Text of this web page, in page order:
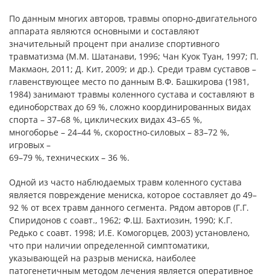
По данным многих авторов, травмы опорно-двигательного
аппарата являются основными и составляют
значительный процент при анализе спортивного
травматизма (М.М. Шатанави, 1996; Чан Куок Туан, 1997; П.
Макмаон, 2011; Д. Кит, 2009; и др.). Среди травм суставов –
главенствующее место по данным В.Ф. Башкирова (1981,
1984) занимают травмы коленного сустава и составляют в
единоборствах до 69 %, сложно координированных видах
спорта – 37–68 %, циклических видах 43–65 %,
многоборье – 24–44 %, скоростно-силовых – 83–72 %,
игровых –
69–79 %, технических – 36 %.
Одной из часто наблюдаемых травм коленного сустава
является повреждение мениска, которое составляет до 49–
92 % от всех травм данного сегмента. Рядом авторов (Г.Г.
Спиридонов с соавт., 1962; Ф.Ш. Бахтиозин, 1990; К.Г.
Редько с соавт. 1998; И.Е. Комогорцев, 2003) установлено,
что при наличии определенной симптоматики,
указывающей на разрыв мениска, наиболее
патогенетичным методом лечения является оперативное